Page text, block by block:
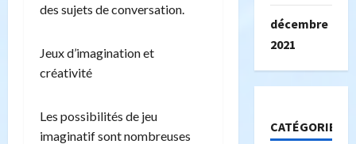
des sujets de conversation.
Jeux d’imagination et
créativité
Les possibilités de jeu
imaginatif sont nombreuses
décembre
2021
CATÉGORIES